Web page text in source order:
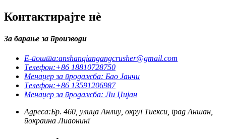
Контактирајте нè
За барање за производи
Е-пошта:anshanqiangangcrusher@gmail.com
Телефон:+86 18810728750
Менаџер за продажба: Бао Јанчи
Телефон:+86 13591206987
Менаџер за продажба: Ли Џијан
Адреса:Бр. 460, улица Анлиу, округ Тиекси, град Аншан,
покраина Лиаонинг